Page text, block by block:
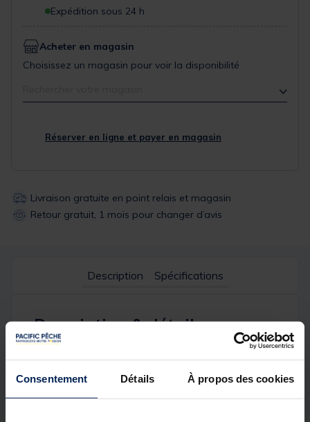
Consentement Détails À propos des cookies
Expédition sous 24 h
Acheter en magasin
Choisissez un magasin pour voir la disponibilité
Réserver en ligne et payer en magasin
Livraison gratuite en point relais et magasin
Retour gratuit, 1 mois pour changer d’avis
Description Spécifications
Description & détails
Cettetackle box largeest la version 2020 de la box